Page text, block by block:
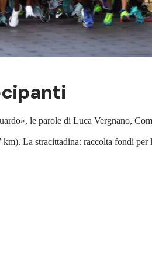
le parole di Luca Vergnano,
La stracittadina: raccolta fondi per